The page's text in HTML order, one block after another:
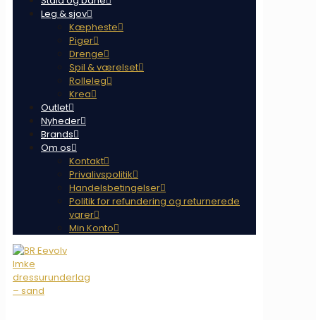
Leg & sjov
Kæpheste
Piger
Drenge
Spil & værelset
Rolleleg
Krea
Outlet
Nyheder
Brands
Om os
Kontakt
Privalivspolitik
Handelsbetingelser
Politik for refundering og returnerede
varer
Min Konto